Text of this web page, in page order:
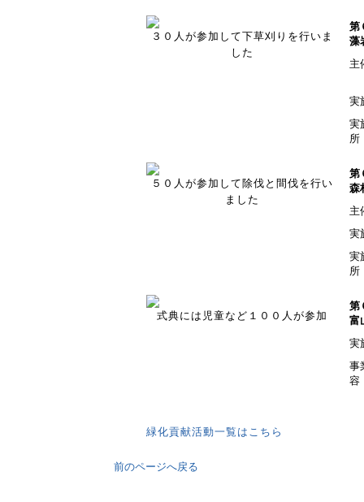
３０人が参加して下草刈りを行いま
した
第
藻
主
実
実
所
５０人が参加して除伐と間伐を行い
ました
第
森
主
実
実
所
式典には児童など１００人が参加
第
富
実
事
容
緑化貢献活動一覧はこちら
前のページへ戻る